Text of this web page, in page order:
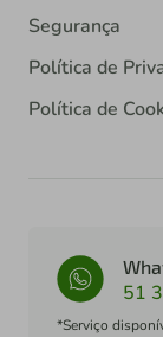
Segurança
Política de
Política de
51
*Serviço